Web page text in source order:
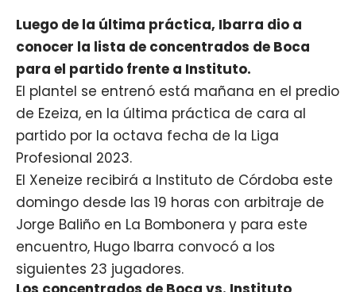
Luego de la última práctica, Ibarra dio a
conocer la lista de concentrados de Boca
para el partido frente a Instituto.
El plantel se entrenó está mañana en el predio
de Ezeiza, en la última práctica de cara al
partido por la octava fecha de la Liga
Profesional 2023.
El Xeneize recibirá a Instituto de Córdoba este
domingo desde las 19 horas con arbitraje de
Jorge Baliño en La Bombonera y para este
encuentro, Hugo Ibarra convocó a los
siguientes 23 jugadores.